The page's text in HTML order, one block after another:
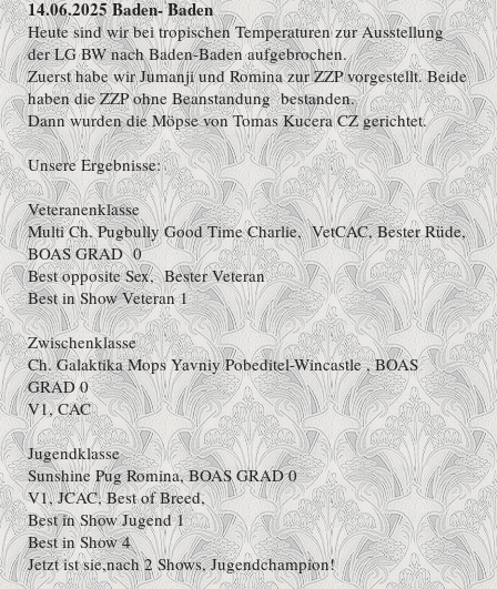
14.06.2025 Baden- Baden
Heute sind wir bei tropischen Temperaturen zur Ausstellung
der LG BW nach Baden-Baden aufgebrochen.
Zuerst habe wir Jumanji und Romina zur ZZP vorgestellt. Beide
haben die ZZP ohne Beanstandung bestanden.
Dann wurden die Möpse von Tomas Kucera CZ gerichtet.
Unsere Ergebnisse:
Veteranenklasse
Multi Ch. Pugbully Good Time Charlie, VetCAC, Bester Rüde,
BOAS GRAD 0
Best opposite Sex, Bester Veteran
Best in Show Veteran 1
Zwischenklasse
Ch. Galaktika Mops Yavniy Pobeditel-Wincastle , BOAS
GRAD 0
V1, CAC
Jugendklasse
Sunshine Pug Romina, BOAS GRAD 0
V1, JCAC, Best of Breed,
Best in Show Jugend 1
Best in Show 4
Jetzt ist sie,nach 2 Shows, Jugendchampion!